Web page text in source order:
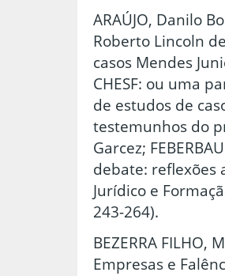
ARAÚJO, Danilo
Roberto Lincoln
casos Mendes
CHESF: ou uma
de estudos de
testemunhos do
Garcez;
debate: reflexões
Jurídico e
243-264).
BEZERRA FILHO,
Empresas e